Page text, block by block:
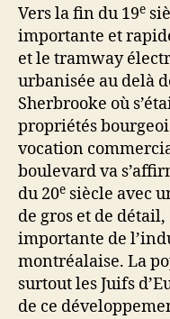
Vers la fin du 19e
importante et
et le tramway
urbanisée au delà
Sherbrooke où
propriétés
vocation
boulevard va
du 20e siècle avec
de gros et de
importante de
montréalaise. La
surtout les Juifs
de ce